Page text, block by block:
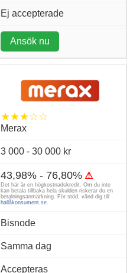
Ej accepterade
Ansök nu
★★★☆☆
Merax
3 000 - 30 000 kr
43,98% - 76,80% ⚠
Det här är en högkostnadskredit. Om du inte
kan betala tillbaka hela skulden riskerar du en
betalningsanmärkning. För stöd, vänd dig till
hallåkonsument.se.
Bisnode
Samma dag
Accepteras